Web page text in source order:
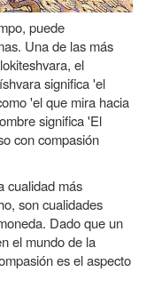
puede
Una de las más
el
significa 'el
'el que mira hacia
significa 'El
con compasión
cualidad más
son cualidades
Dado que un
el mundo de la
es el aspecto